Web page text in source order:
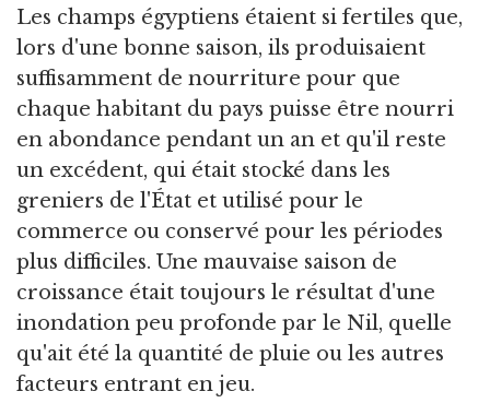
Les champs égyptiens étaient si fertiles que,
lors d'une bonne saison, ils produisaient
suffisamment de nourriture pour que
chaque habitant du pays puisse être nourri
en abondance pendant un an et qu'il reste
un excédent, qui était stocké dans les
greniers de l'État et utilisé pour le
commerce ou conservé pour les périodes
plus difficiles. Une mauvaise saison de
croissance était toujours le résultat d'une
inondation peu profonde par le Nil, quelle
qu'ait été la quantité de pluie ou les autres
facteurs entrant en jeu.